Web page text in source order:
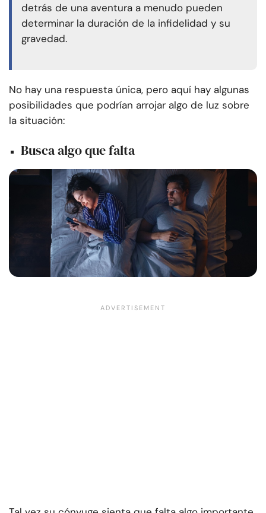
detrás de una aventura a menudo pueden
determinar la duración de la infidelidad y su
gravedad.
No hay una respuesta única, pero aquí hay algunas
posibilidades que podrían arrojar algo de luz sobre
la situación:
Busca algo que falta